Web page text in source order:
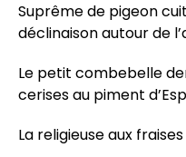
Suprême de pigeon
déclinaison autour de
Le petit combebelle
cerises au piment
La religieuse aux